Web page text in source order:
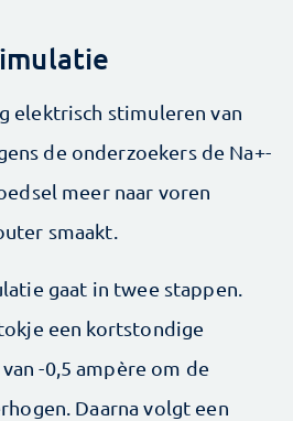
elektrisch stimuleren van
de onderzoekers de Na+-
meer naar voren
smaakt.
gaat in twee stappen.
een kortstondige
-0,5 ampère om de
Daarna volgt een